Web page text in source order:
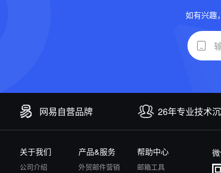
如有兴趣
网易自营品牌 26年专业技术
关于我们
公司介绍
产品&服务
外贸邮件营销
帮助中心
邮箱工具